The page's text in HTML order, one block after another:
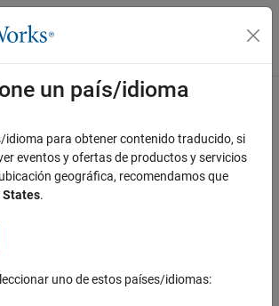
menú de navegación
How useful was this information?
un país/idioma
idioma para obtener contenido traducido, si
eventos y ofertas de productos y servicios
geográfica, recomendamos que
States.
uno de estos países/idiomas: